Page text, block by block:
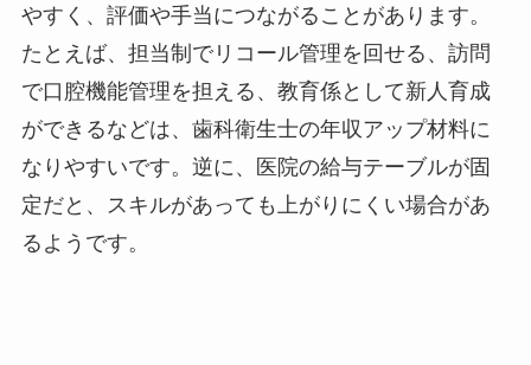
やすく、評価や手当につながることがあります。
たとえば、担当制でリコール管理を回せる、訪問
で口腔機能管理を担える、教育係として新人育成
ができるなどは、歯科衛生士の年収アップ材料に
なりやすいです。逆に、医院の給与テーブルが固
定だと、スキルがあっても上がりにくい場合があ
るようです。